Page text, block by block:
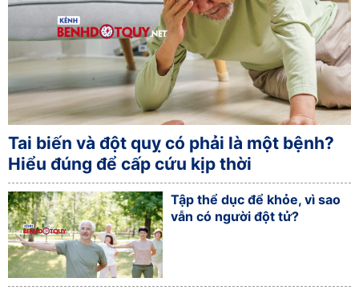
Tai biến và đột quỵ có phải là một bệnh?
Hiểu đúng để cấp cứu kịp thời
Tập thể dục để khỏe, vì sao
vẫn có người đột tử?